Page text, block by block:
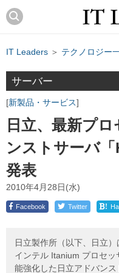
IT Leaders ＞ テクノロジー
サーバー
新製品・サービス
日立、最新プ
ンストサーバ
発表
2010年4月28日(水)
Facebook Twitter !
日立製作所（以下、日立
インテル Itanium プロセ
能強化した日立アドバン